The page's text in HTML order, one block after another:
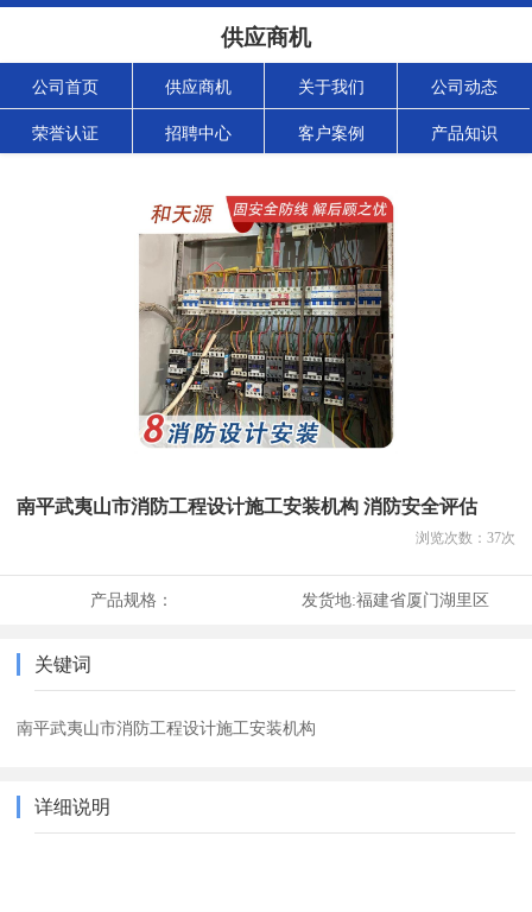
供应商机
公司首页 供应商机 关于我们 公司动态
荣誉认证 招聘中心 客户案例 产品知识
南平武夷山市消防工程设计施工安装机构 消防安全评估
浏览次数： 37次
产品规格： 发货地:福建省厦门湖里区
关键词
南平武夷山市消防工程设计施工安装机构
详细说明